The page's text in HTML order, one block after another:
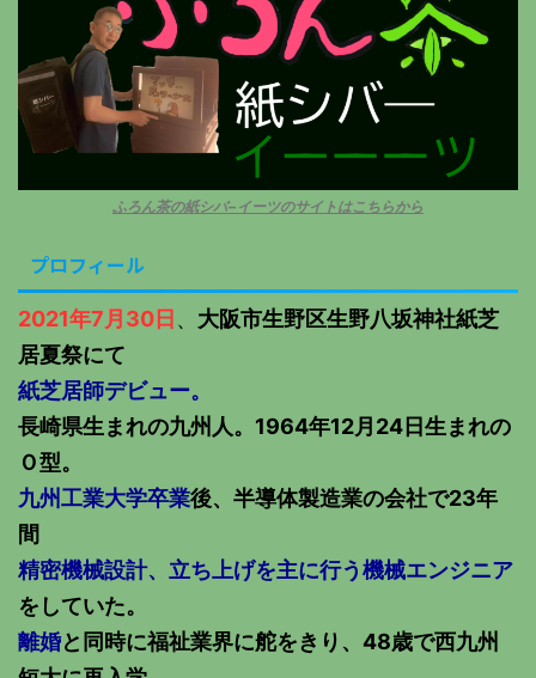
ふろん茶の紙シバ−イーツのサイトはこちらから
プロフィール
2021年7月30日 、 大阪市生野区生野八坂神社紙芝
居夏祭にて
紙芝居師デビュー。
長崎県生まれの九州人。1964年12月24日生まれの
Ｏ型。
九州工業大学卒業後、半導体製造業の会社で23年
間
精密機械設計、立ち上げを主に行う機械エンジニア
をしていた。
離婚と同時に福祉業界に舵をきり、48歳で西九州